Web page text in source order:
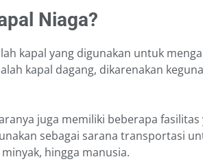
Niaga?
kapal yang digunakan untuk
kapal dagang, dikarenakan
juga memiliki beberapa
sebagai sarana transportasi
hingga manusia.